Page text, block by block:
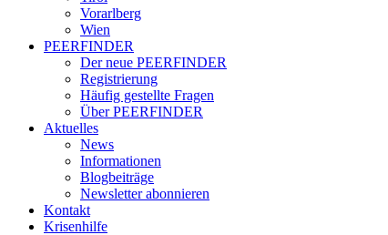
Vorarlberg
Wien
PEERFINDER
Der neue PEERFINDER
Registrierung
Häufig gestellte Fragen
Über PEERFINDER
Aktuelles
News
Informationen
Blogbeiträge
Newsletter abonnieren
Kontakt
Krisenhilfe